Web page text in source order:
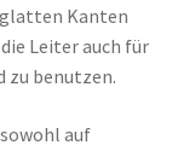
Kanten
Leiter auch für
zu benutzen.
auf